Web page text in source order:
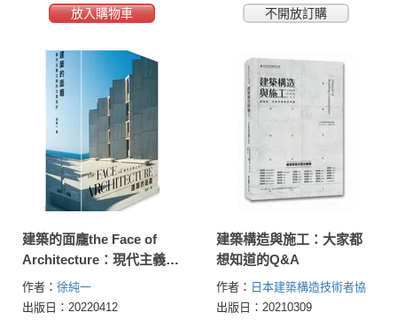
放入購物車 不開放訂購
建築的面龐the Face of
Architecture：現代主義之
後的立面設計
作者： 徐純一
出版日：20220412
建築構造與施工：大家都
想知道的Q&A
作者： 日本建築構造技術者協
会(JSCA)
出版日：20210309